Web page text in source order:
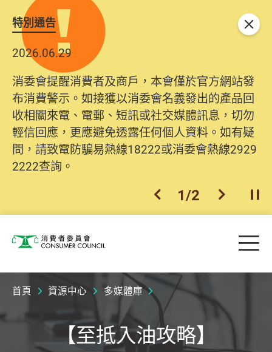
特別通告
2026.06.29
消委會提醒消費者及商戶，本會僅於官方網站發
布消費警示。如接獲以消委會名義發出的產品回
收相關來電、電郵、短訊或社交媒體訊息，切勿
輕信回應，更應避免透露任何個人資料。如有疑
問，請致電防騙易熱線18222或消委會熱線2929
2222查詢。
上一個
1/2 下一個開
關閉
消費者委員會 目
首頁 資源中心 多媒體庫
【至抵入油攻略】